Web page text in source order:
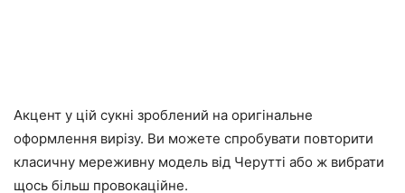
Акцент у цій сукні зроблений на оригінальне
оформлення вирізу. Ви можете спробувати повторити
класичну мереживну модель від Черутті або ж вибрати
щось більш провокаційне.